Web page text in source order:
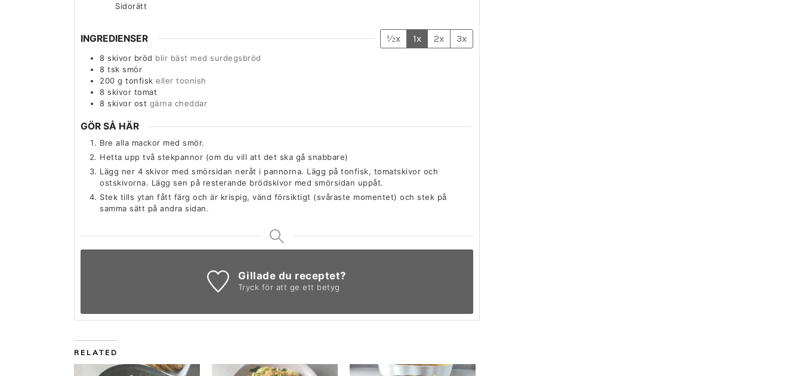
Sidorätt
INGREDIENSER ½x 1x 2x 3x
8 skivor bröd blir bäst med surdegsbröd
8 tsk smör
200 g tonfisk eller toonish
8 skivor tomat
8 skivor ost gärna cheddar
GÖR SÅ HÄR
Bre alla mackor med smör.
Hetta upp två stekpannor (om du vill att det ska gå snabbare)
Lägg ner 4 skivor med smörsidan neråt i pannorna. Lägg på tonfisk, tomatskivor och
ostskivorna. Lägg sen på resterande brödskivor med smörsidan uppåt.
Stek tills ytan fått färg och är krispig, vänd försiktigt (svåraste momentet) och stek på
samma sätt på andra sidan.
Gillade du receptet?
Tryck för att ge ett betyg
RELATED